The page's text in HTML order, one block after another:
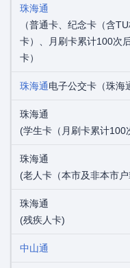
珠海通
（普通卡、纪念卡（含
卡）、月刷卡累计100次
卡）
珠海通电子公交卡（珠海
珠海通
(学生卡（月刷卡累计100
珠海通
(老人卡（本市及非本市
珠海通
(残疾人卡)
中山通